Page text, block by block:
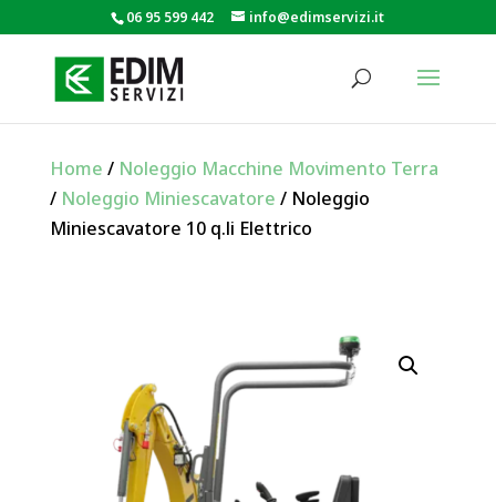
06 95 599 442 info@edimservizi.it
Home / Noleggio Macchine Movimento Terra
/ Noleggio Miniescavatore / Noleggio
Miniescavatore 10 q.li Elettrico